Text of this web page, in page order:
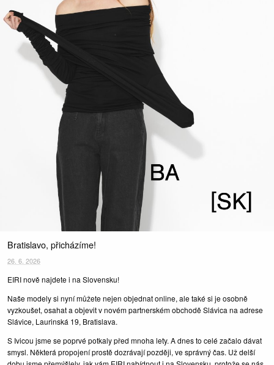
Bratislavo, přicházíme!
26. 6. 2026
EIRI nově najdete i na Slovensku!
Naše modely si nyní můžete nejen objednat online, ale také si je osobně
vyzkoušet, osahat a objevit v novém partnerském obchodě Slávica na adrese
Slávice, Laurinská 19, Bratislava.
S Ivicou jsme se poprvé potkaly před mnoha lety. A dnes to celé začalo dávat
smysl. Některá propojení prostě dozrávají později, ve správný čas. Už delší